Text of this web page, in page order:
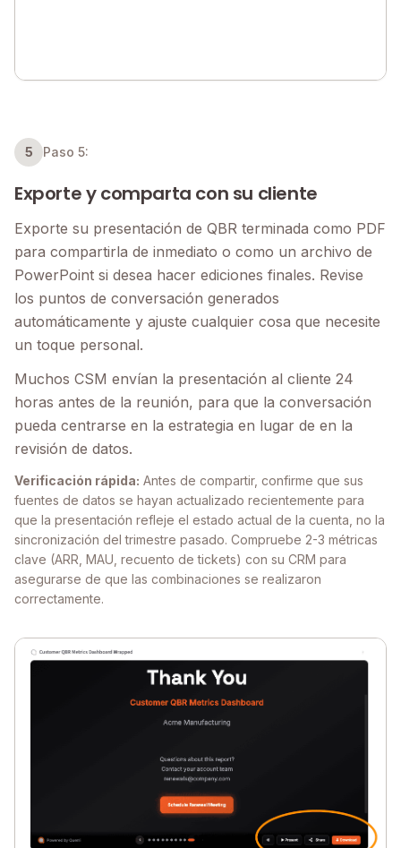
5 Paso 5:
Exporte y comparta con su cliente
Exporte su presentación de QBR terminada como PDF
para compartirla de inmediato o como un archivo de
PowerPoint si desea hacer ediciones finales. Revise
los puntos de conversación generados
automáticamente y ajuste cualquier cosa que necesite
un toque personal.
Muchos CSM envían la presentación al cliente 24
horas antes de la reunión, para que la conversación
pueda centrarse en la estrategia en lugar de en la
revisión de datos.
Verificación rápida: Antes de compartir, confirme que sus
fuentes de datos se hayan actualizado recientemente para
que la presentación refleje el estado actual de la cuenta, no la
sincronización del trimestre pasado. Compruebe 2-3 métricas
clave (ARR, MAU, recuento de tickets) con su CRM para
asegurarse de que las combinaciones se realizaron
correctamente.